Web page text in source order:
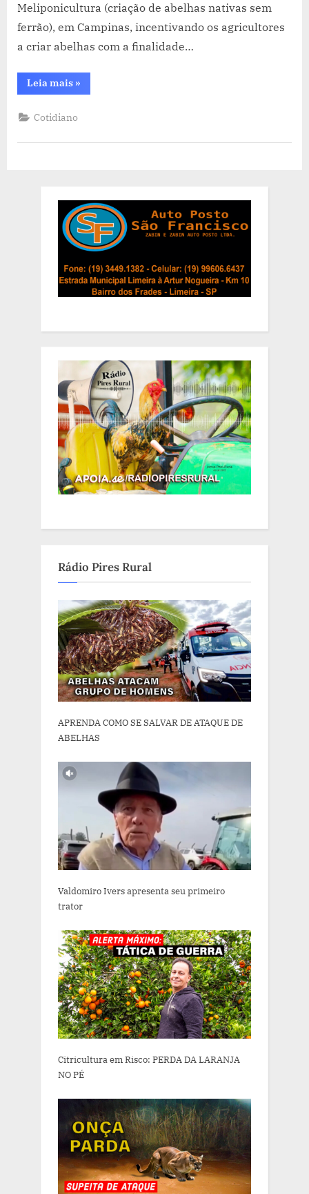
Meliponicultura (criação de abelhas nativas sem
ferrão), em Campinas, incentivando os agricultores
a criar abelhas com a finalidade…
Leia mais“O
homem
as
As
abelhas
e
o
homem
culmina
sem
água”
»
Cotidiano
Rádio Pires Rural
APRENDA COMO SE SALVAR DE ATAQUE DE
ABELHAS
Valdomiro Ivers apresenta seu primeiro
trator
Citricultura em Risco: PERDA DA LARANJA
NO PÉ